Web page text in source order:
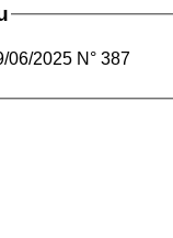
06/2025 N° 387